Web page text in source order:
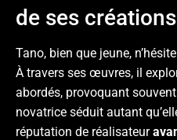
de ses créations
Tano, bien que jeune,
À travers ses œuvres, il
abordés, provoquant
novatrice séduit autant
réputation de réalisateur